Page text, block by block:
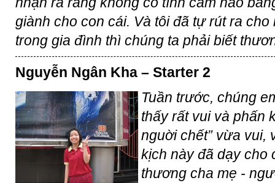
giành cho con cái. Và tôi đã tự rút ra
trong gia đình thì chúng ta phải biết
Nguyễn Ngân Kha – Starter 2
Tuần trước, chúng
thấy rất vui và phấn
nguời chết” vừa vui,
kịch này đã dạy cho
thương cha mẹ -